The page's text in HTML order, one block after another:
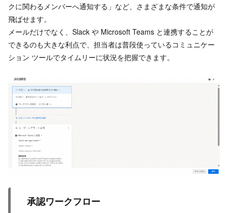
クに関わるメンバーへ通知する」など、さまざまな条件で通知が
飛ばせます。
メールだけでなく、Slack や Microsoft Teams と連携することが
できるのも大きな利点で、担当者は普段使っているコミュニケー
ション ツールでタイムリーに状況を把握できます。
承認ワークフロー